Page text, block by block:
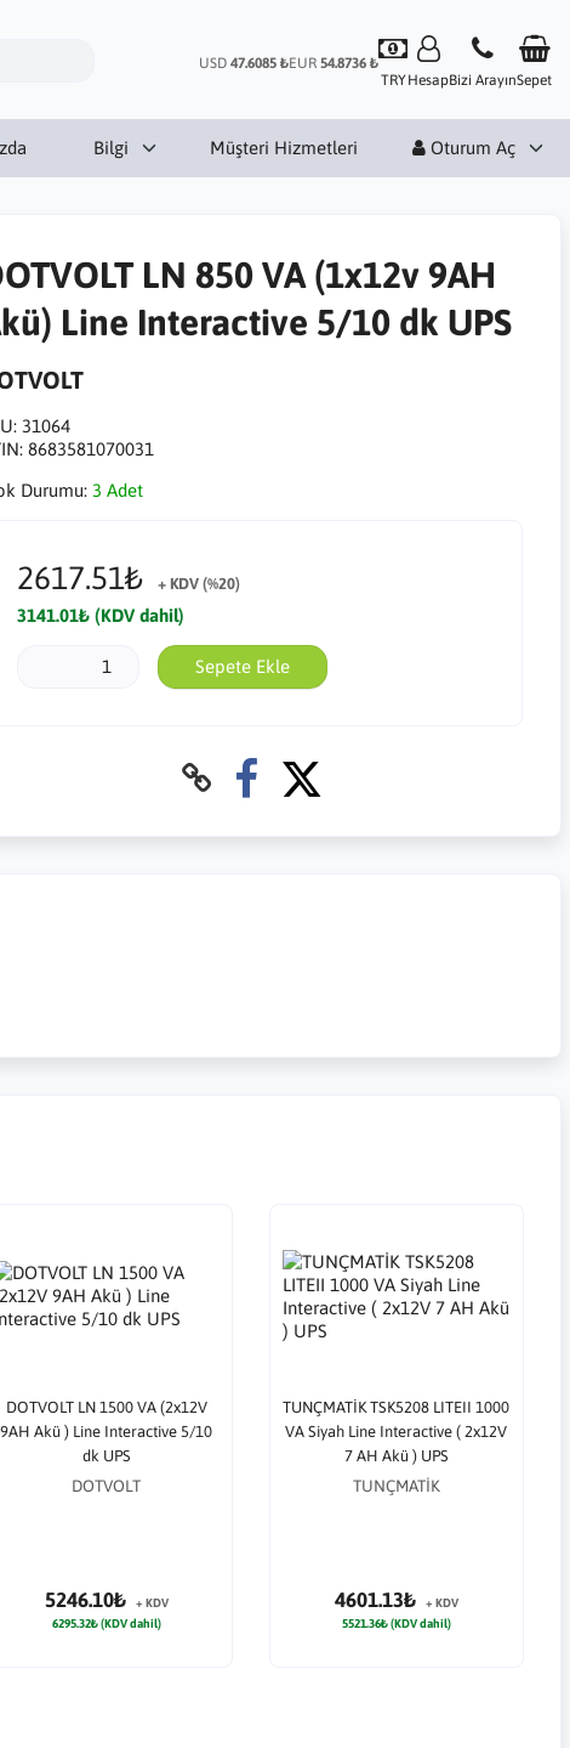
USD 47.6085 ₺EUR 54.8736 ₺
TRYHesapBizi ArayınSepet
Bilgi Müşteri Hizmetleri Oturum Aç
LN 850 VA (1x12v 9AH
Line Interactive 5/10 dk UPS
31064
8683581070031
Durumu: 3 Adet
2617.51₺ + KDV (%20)
3141.01₺ (KDV dahil)
Sepete Ekle
DOTVOLT LN 1500 VA (2x12V
9AH Akü ) Line Interactive 5/10
dk UPS
DOTVOLT
5246.10₺
+ KDV
6295.32₺ (KDV dahil)
TUNÇMATİK TSK5208 LITEII 1000
VA Siyah Line Interactive ( 2x12V
7 AH Akü ) UPS
TUNÇMATİK
4601.13₺
+ KDV
5521.36₺ (KDV dahil)